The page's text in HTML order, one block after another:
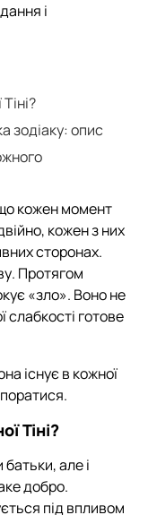
і
зодіаку: опис
кожен момент
кожен з них
сторонах.
Протягом
«зло». Воно не
слабкості готове
існує в кожної
Тіні?
але і
добро.
під впливом